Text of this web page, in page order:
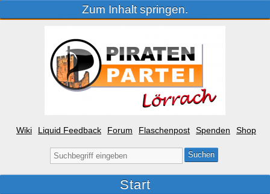
Zum Inhalt springen.
Wiki Liquid Feedback Forum Flaschenpost Spenden Shop
Suche
nach:
Start